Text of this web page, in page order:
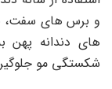
و برس های سفت،
های دندانه پهن
شکستگی مو